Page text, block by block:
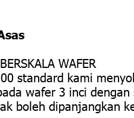
WAFER
standard kami
wafer 3 inci
boleh dipanjangkan